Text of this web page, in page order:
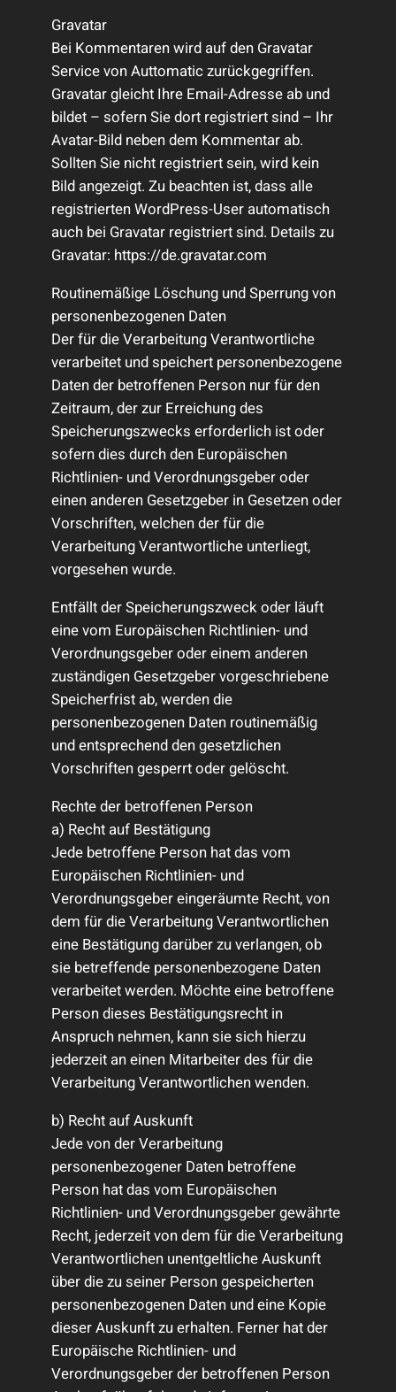
Gravatar
Bei Kommentaren wird auf den Gravatar
Service von Auttomatic zurückgegriffen.
Gravatar gleicht Ihre Email-Adresse ab und
bildet – sofern Sie dort registriert sind – Ihr
Avatar-Bild neben dem Kommentar ab.
Sollten Sie nicht registriert sein, wird kein
Bild angezeigt. Zu beachten ist, dass alle
registrierten WordPress-User automatisch
auch bei Gravatar registriert sind. Details zu
Gravatar: https://de.gravatar.com
Routinemäßige Löschung und Sperrung von
personenbezogenen Daten
Der für die Verarbeitung Verantwortliche
verarbeitet und speichert personenbezogene
Daten der betroffenen Person nur für den
Zeitraum, der zur Erreichung des
Speicherungszwecks erforderlich ist oder
sofern dies durch den Europäischen
Richtlinien- und Verordnungsgeber oder
einen anderen Gesetzgeber in Gesetzen oder
Vorschriften, welchen der für die
Verarbeitung Verantwortliche unterliegt,
vorgesehen wurde.
Entfällt der Speicherungszweck oder läuft
eine vom Europäischen Richtlinien- und
Verordnungsgeber oder einem anderen
zuständigen Gesetzgeber vorgeschriebene
Speicherfrist ab, werden die
personenbezogenen Daten routinemäßig
und entsprechend den gesetzlichen
Vorschriften gesperrt oder gelöscht.
Rechte der betroffenen Person
a) Recht auf Bestätigung
Jede betroffene Person hat das vom
Europäischen Richtlinien- und
Verordnungsgeber eingeräumte Recht, von
dem für die Verarbeitung Verantwortlichen
eine Bestätigung darüber zu verlangen, ob
sie betreffende personenbezogene Daten
verarbeitet werden. Möchte eine betroffene
Person dieses Bestätigungsrecht in
Anspruch nehmen, kann sie sich hierzu
jederzeit an einen Mitarbeiter des für die
Verarbeitung Verantwortlichen wenden.
b) Recht auf Auskunft
Jede von der Verarbeitung
personenbezogener Daten betroffene
Person hat das vom Europäischen
Richtlinien- und Verordnungsgeber gewährte
Recht, jederzeit von dem für die Verarbeitung
Verantwortlichen unentgeltliche Auskunft
über die zu seiner Person gespeicherten
personenbezogenen Daten und eine Kopie
dieser Auskunft zu erhalten. Ferner hat der
Europäische Richtlinien- und
Verordnungsgeber der betroffenen Person